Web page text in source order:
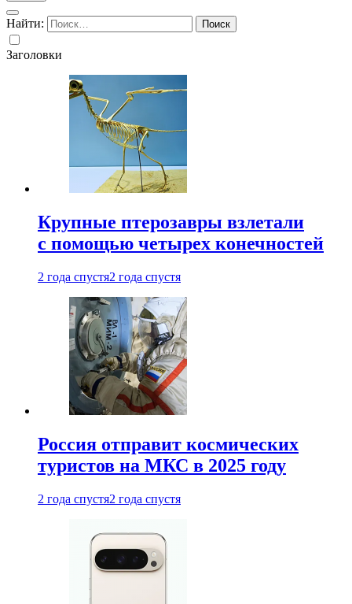
Найти:
Заголовки
Крупные птерозавры взлетали
с помощью четырех конечностей
2 года спустя2 года спустя
Россия отправит космических
туристов на МКС в 2025 году
2 года спустя2 года спустя